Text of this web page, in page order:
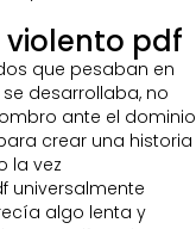
violento pdf
que pesaban en
desarrollaba, no
ante el dominio
crear una historia
la vez
universalmente
algo lenta y